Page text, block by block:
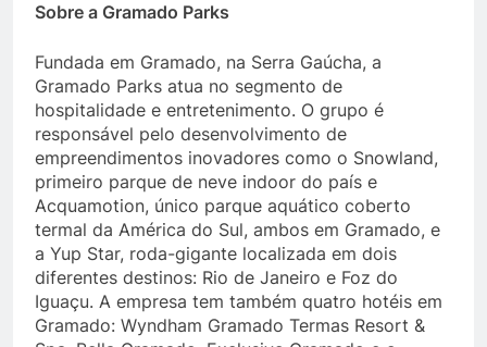
Sobre a Gramado Parks
Fundada em Gramado, na Serra Gaúcha, a
Gramado Parks atua no segmento de
hospitalidade e entretenimento. O grupo é
responsável pelo desenvolvimento de
empreendimentos inovadores como o Snowland,
primeiro parque de neve indoor do país e
Acquamotion, único parque aquático coberto
termal da América do Sul, ambos em Gramado, e
a Yup Star, roda-gigante localizada em dois
diferentes destinos: Rio de Janeiro e Foz do
Iguaçu. A empresa tem também quatro hotéis em
Gramado: Wyndham Gramado Termas Resort &